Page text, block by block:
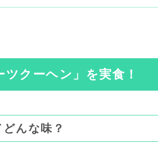
クーヘン」を実食！
んな味？